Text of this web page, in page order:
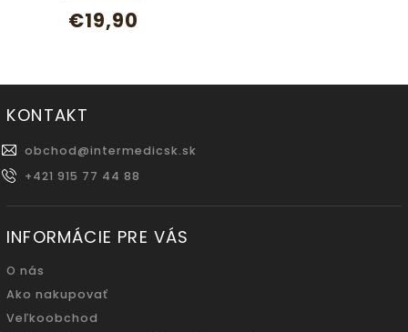
€19,90
KONTAKT
obchod@intermedicsk.sk
+421 915 77 44 88
INFORMÁCIE PRE VÁS
O nás
Ako nakupovať
Veľkoobchod